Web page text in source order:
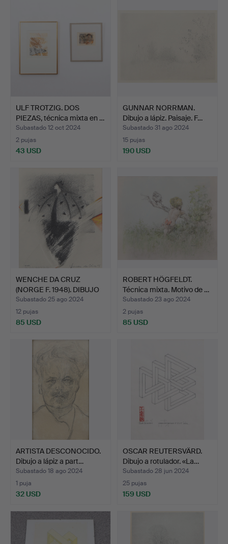
ULF TROTZIG. DOS
PIEZAS, técnica mixta en …
Subastado 12 oct 2024
2 pujas
43 USD
GUNNAR NORRMAN.
Dibujo a lápiz. Paisaje. F…
Subastado 31 ago 2024
15 pujas
190 USD
WENCHE DA CRUZ
(NORGE F. 1948). DIBUJO
«MA…
Subastado 25 ago 2024
12 pujas
85 USD
ROBERT HÖGFELDT.
Técnica mixta. Motivo de …
Subastado 23 ago 2024
2 pujas
85 USD
ARTISTA DESCONOCIDO.
Dibujo a lápiz a part…
Subastado 18 ago 2024
1 puja
32 USD
OSCAR REUTERSVÄRD.
Dibujo a rotulador. «La…
Subastado 28 jun 2024
25 pujas
159 USD